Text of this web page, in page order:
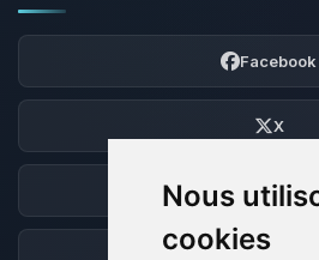
Nous
cookies
Facebook
X
Discord
Forum